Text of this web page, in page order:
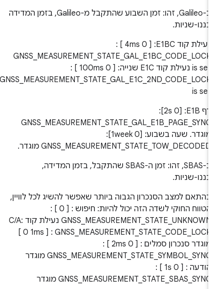
ב-Galileo, זהו: זמן השבוע שהתקבל מ-Galileo, בזמן המדידה
בננו-שניות.
נעילת קוד E1BC:‏ [ 0 4ms ] :
GNSS_MEASUREMENT_STATE_GAL_E1BC_CODE_LOCK
is set נעילת קוד E1C שנייה:‏ [ 0 100ms ] :
GNSS_MEASUREMENT_STATE_GAL_E1C_2ND_CODE_LOCK
is set
דף E1B:‏ [0 2s]‏:
GNSS_MEASUREMENT_STATE_GAL_E1B_PAGE_SYNC
מוגדר. שעה בשבוע:‏ [0 1week]‏:
GNSS_MEASUREMENT_STATE_TOW_DECODED מוגדר.
ב-SBAS, זהו: זמן ה-SBAS שהתקבל, בזמן המדידה,
בננו-שניות.
בהתאם למצב הסנכרון הגבוה ביותר שאפשר להשיג לכל לוויין,
הטווח החוקי לשדה הזה יכול להיות: חיפוש : [ 0 ] :
GNSS_MEASUREMENT_STATE_UNKNOWN נעילת קוד C/A:
[ 0 1ms ] : GNSS_MEASUREMENT_STATE_CODE_LOCK
מוגדר סנכרון סמלים : [ 0 2ms ] :
GNSS_MEASUREMENT_STATE_SYMBOL_SYNC מוגדר
הודעה : [ 0 1s ] :
GNSS_MEASUREMENT_STATE_SBAS_SYNC מוגדר